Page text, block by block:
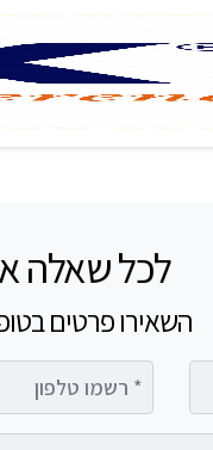
לכל שאלה
השאירו פרטים